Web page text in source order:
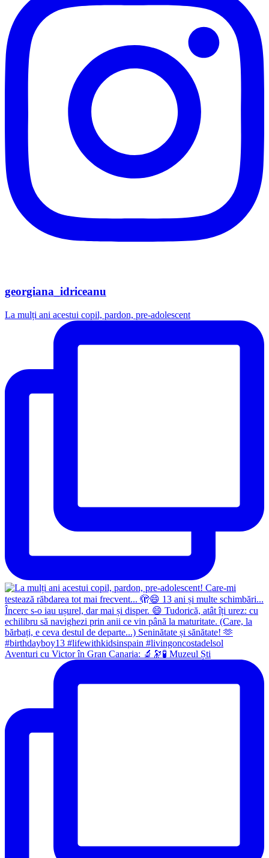
georgiana_idriceanu
La mulți ani acestui copil, pardon, pre-adolescent
Aventuri cu Victor în Gran Canaria: 🔬🔭🧪 Muzeul Ști